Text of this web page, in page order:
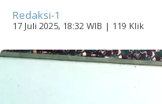
Redaksi-1
17 Juli 2025, 18:32 WIB | 119 Klik